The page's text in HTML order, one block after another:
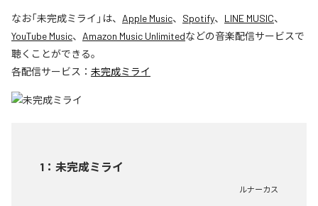
なお「未完成ミライ 」は、 Apple Music、 Spotify、 LINE MUSIC、
YouTube Music、 Amazon Music Unlimitedなどの音楽配信サービスで
聴くことができる。
各配信サービス： 未完成ミライ
1 ： 未完成ミライ
ルナーカス